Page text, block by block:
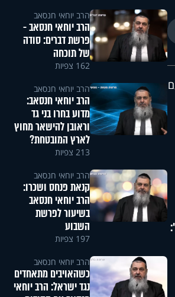
מועדפים
הרב יוחאי חנסאב
הרב יוחאי חנסאב -
פרשת דברים: סודה
של תוכחה
162 צפיות
הרב יוחאי חנסאב
הרב יוחאי חנסאב:
מדוע בחרו בני גד
וראובן להישאר מחוץ
לארץ המובטחת?
213 צפיות
הרב יוחאי חנסאב
קנאת פנחס ושכרו:
הרב יוחאי חנסאב
בשיעור לפרשת
השבוע
197 צפיות
הרב יוחאי חנסאב
כשהאויבים מתאחדים
נגד ישראל: הרב יוחאי